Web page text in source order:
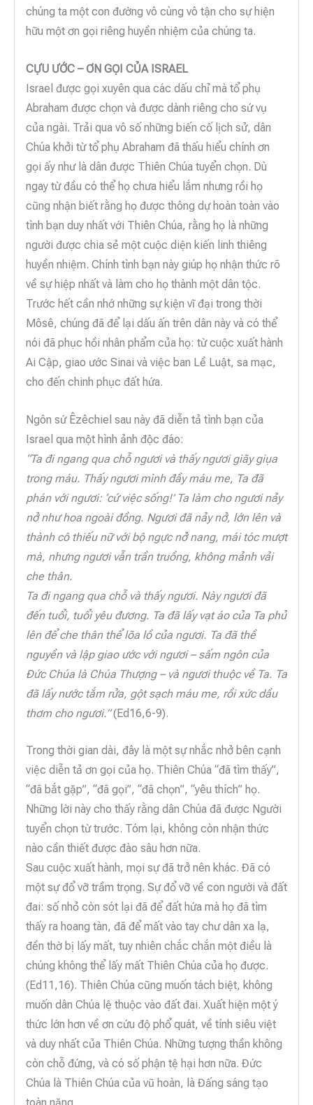
chúng ta một con đường vô cùng vô tận cho sự hiện
hữu một ơn gọi riêng huyền nhiệm của chúng ta.
CỰU ƯỚC – ƠN GỌI CỦA ISRAEL
Israel được gọi xuyên qua các dấu chỉ mà tổ phụ
Abraham được chọn và được dành riêng cho sứ vụ
của ngài. Trải qua vô số những biến cố lịch sử, dân
Chúa khởi từ tổ phụ Abraham đã thấu hiểu chính ơn
gọi ấy như là dân được Thiên Chúa tuyển chọn. Dù
ngay từ đầu có thể họ chưa hiểu lắm nhưng rồi họ
cũng nhận biết rằng họ được thông dự hoàn toàn vào
tình bạn duy nhất với Thiên Chúa, rằng họ là những
người được chia sẻ một cuộc diện kiến linh thiêng
huyền nhiệm. Chính tình bạn này giúp họ nhận thức rõ
về sự hiệp nhất và làm cho họ thành một dân tộc.
Trước hết cần nhớ những sự kiện vĩ đại trong thời
Môsê, chúng đã để lại dấu ấn trên dân này và có thể
nói đã phục hồi nhân phẩm của họ: từ cuộc xuất hành
Ai Cập, giao ước Sinai và việc ban Lề Luật, sa mạc,
cho đến chinh phục đất hứa.
Ngôn sứ Êzêchiel sau này đã diễn tả tình bạn của
Israel qua một hình ảnh độc đáo:
“Ta đi ngang qua chỗ ngươi và thấy ngươi giãy giụa
trong máu. Thấy ngươi mình đầy máu me, Ta đã
phán với ngươi: ‘cứ việc sống!’ Ta làm cho ngươi nảy
nở như hoa ngoài đồng. Ngươi đã nảy nở, lớn lên và
thành cô thiếu nữ với bộ ngực nở nang, mái tóc mượt
mà, nhưng ngươi vẫn trần truồng, không mảnh vải
che thân.
Ta đi ngang qua chỗ và thấy ngươi. Này ngươi đã
đến tuổi, tuổi yêu đương. Ta đã lấy vạt áo của Ta phủ
lên để che thân thể lõa lồ của ngươi. Ta đã thề
nguyền và lập giao ước với ngươi – sấm ngôn của
Đức Chúa là Chúa Thượng – và ngươi thuộc về Ta. Ta
đã lấy nước tắm rửa, gột sạch máu me, rồi xức dầu
thơm cho ngươi.”(Ed16,6-9).
Trong thời gian dài, đây là một sự nhắc nhở bên cạnh
việc diễn tả ơn gọi của họ. Thiên Chúa “đã tìm thấy”,
“đã bắt gặp”, “đã gọi”, “đã chọn”, “yêu thích” họ.
Những lời này cho thấy rằng dân Chúa đã được Người
tuyển chọn từ trước. Tóm lại, không còn nhận thức
nào cần thiết được đào sâu hơn nữa.
Sau cuộc xuất hành, mọi sự đã trở nên khác. Đã có
một sự đổ vỡ trầm trọng. Sự đổ vỡ về con người và đất
đai: số nhỏ còn sót lại đã để đất hứa mà họ đã tìm
thấy ra hoang tàn, đã để mất vào tay chư dân xa lạ,
đền thờ bị lấy mất, tuy nhiên chắc chắn một điều là
chúng không thể lấy mất Thiên Chúa của họ được.
(Ed11,16). Thiên Chúa cũng muốn tách biệt, không
muốn dân Chúa lệ thuộc vào đất đai. Xuất hiện một ý
thức lớn hơn về ơn cứu độ phổ quát, về tính siêu việt
và duy nhất của Thiên Chúa. Những tượng thần không
còn chỗ đứng, và có số phận tệ hại hơn nữa. Đức
Chúa là Thiên Chúa của vũ hoàn, là Đấng sáng tạo